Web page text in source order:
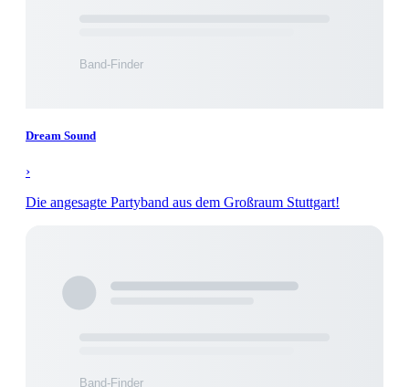
Dream Sound
›
Die angesagte Partyband aus dem Großraum Stuttgart!